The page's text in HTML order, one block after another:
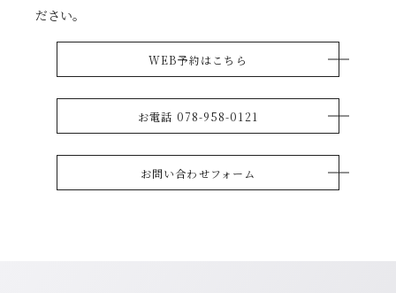
ださい。
WEB予約はこちら
お電話 078-958-0121
お問い合わせフォーム